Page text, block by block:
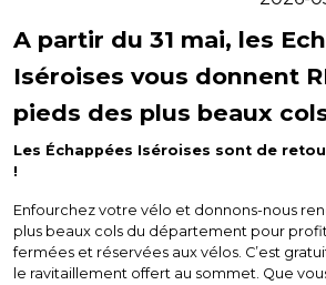
A partir du 31 mai, les
Iséroises vous donnent
pieds des plus beaux
Les Échappées Iséroises sont de
!
Enfourchez votre vélo et donnons-nous
plus beaux cols du département pour
fermées et réservées aux vélos. C’est
le ravitaillement offert au sommet. Que